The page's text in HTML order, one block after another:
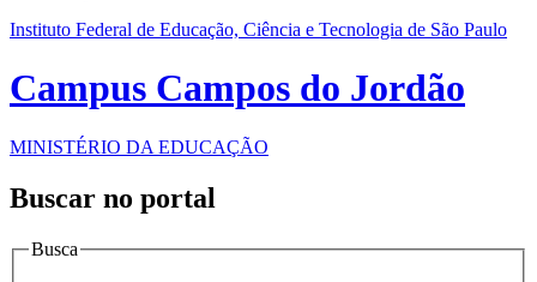
Instituto Federal de Educação, Ciência e Tecnologia de São Paulo
Campus Campos do Jordão
MINISTÉRIO DA EDUCAÇÃO
Buscar no portal
Busca